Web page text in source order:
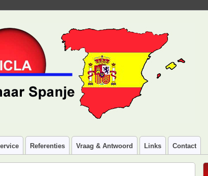
Referenties Vraag & Antwoord Links Contact